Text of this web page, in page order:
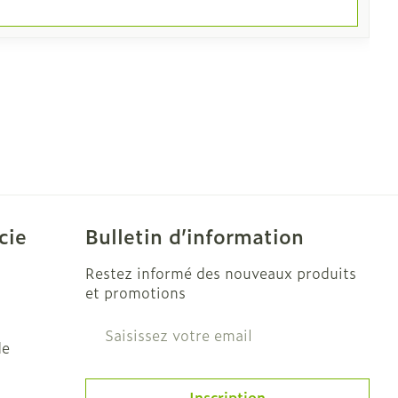
Bulletin d’information
Restez informé des nouveaux produits
et promotions
Adresse mail